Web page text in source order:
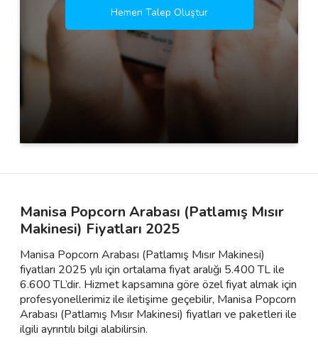
Hemen Talep Oluştur
Manisa Popcorn Arabası (Patlamış Mısır
Makinesi) Fiyatları 2025
Manisa Popcorn Arabası (Patlamış Mısır Makinesi)
fiyatları 2025 yılı için ortalama fiyat aralığı 5.400 TL ile
6.600 TL’dir. Hizmet kapsamına göre özel fiyat almak için
profesyonellerimiz ile iletişime geçebilir, Manisa Popcorn
Arabası (Patlamış Mısır Makinesi) fiyatları ve paketleri ile
ilgili ayrıntılı bilgi alabilirsin.